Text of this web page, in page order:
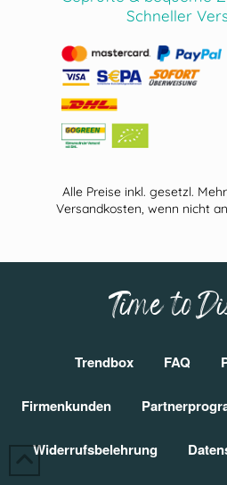
Schneller
Alle Preise inkl. gesetzl.
Versandkosten, wenn nicht
Time to
Trendbox FAQ
Firmenkunden
Widerrufsbelehrung